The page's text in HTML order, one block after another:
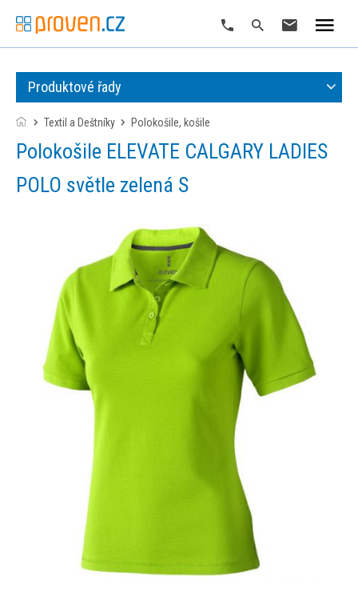
Produktové řady
Textil a Deštníky polokošile, košile
Polokošile ELEVATE CALGARY LADIES
POLO světle zelená S